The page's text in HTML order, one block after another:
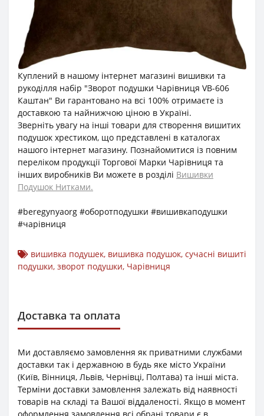
Куплений в нашому інтернет магазині вишивки та
рукоділля набір "Зворот подушки Чарівниця VB-606
Каштан" Ви гарантовано на всі 100% отримаєте із
доставкою та найнижчою ціною в Україні.
Зверніть увагу на інші товари для створення вишитих
подушок хрестиком, що представлені в каталогах
нашого інтернет магазину. Познайомитися із повним
переліком продукції Торгової Марки Чарівниця та
інших виробників Ви можете в розділі Вишивки
Подушок Нитками.
#beregynyaorg #оборотподушки #вишивкаподушки
#чарівниця
вишивка подушек, вишивка подушок, сучасні вишиті
подушки, зворот подушки, Чарівниця
Доставка та оплата
Ми доставляємо замовлення як приватними службами
доставки так і державною в будь яке місто України
(Київ, Вінниця, Львів, Чернівці, Полтава) та інші міста.
Терміни доставки замовлення залежать від наявності
товарів на складі та Вашої віддаленості. Якщо в момент